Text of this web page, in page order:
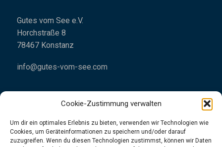
Cookie-Zustimmung verwalten
Um dir ein optimales Erlebnis zu bieten, verwenden wir Technologien wie
Cookies, um Geräteinformationen zu speichern und/oder darauf
zuzugreifen. Wenn du diesen Technologien zustimmst, können wir Daten
Gutes vom See e.V.
Horchstraße 8
78467 Konstanz
info@gutes-vom-see.com
Impressum